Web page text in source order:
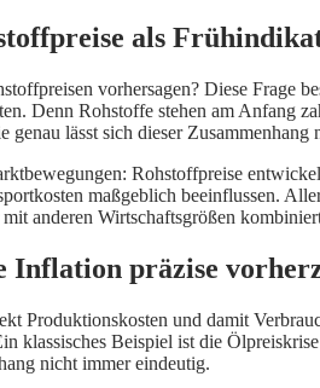
als
vorhersagen? Diese Frage
Denn Rohstoffe stehen am Anfang
lässt sich dieser
Rohstoffpreise
maßgeblich beeinflussen.
anderen Wirtschaftsgrößen
präzise
Produktionskosten und damit
klassisches Beispiel ist die
nicht immer eindeutig.